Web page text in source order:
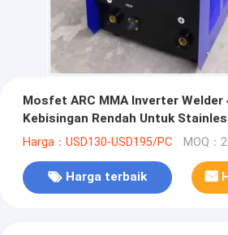
Mosfet ARC MMA Inverter Welder
Kebisingan Rendah Untuk
Harga：USD130-USD195/PC MOQ：
Harga terbaik